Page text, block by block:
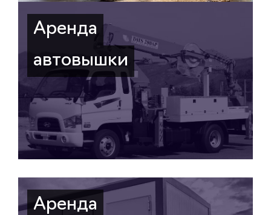
Аренда
автовышки
Аренда